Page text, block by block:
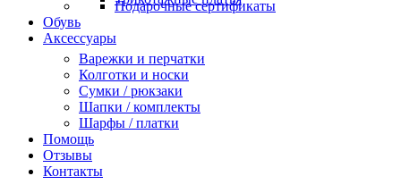
Подарочные сертификаты
Обувь
Аксессуары
Варежки и перчатки
Колготки и носки
Сумки / рюкзаки
Шапки / комплекты
Шарфы / платки
Помощь
Отзывы
Контакты